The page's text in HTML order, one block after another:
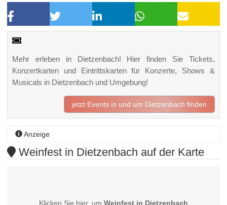
Mehr erleben in Dietzenbach! Hier finden Sie Tickets,
Konzertkarten und Eintrittskarten für Konzerte, Shows &
Musicals in Dietzenbach und Umgebung!
jetzt Events in und um Dietzenbach finden
Anzeige
Weinfest in Dietzenbach auf der Karte
Klicken Sie hier, um Weinfest in Dietzenbach